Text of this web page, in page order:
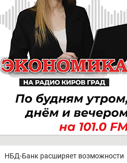
НБД-Банк расширяет возможности